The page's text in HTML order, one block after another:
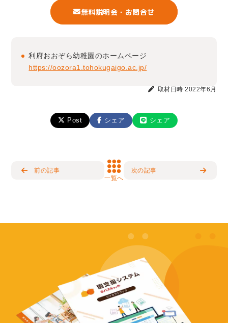
無料説明会・お問合せ
利府おおぞら幼稚園のホームページ
https://oozora1.tohokugaigo.ac.jp/
取材日時 2022年6月
Post シェア シェア
前の記事
一覧へ
次の記事